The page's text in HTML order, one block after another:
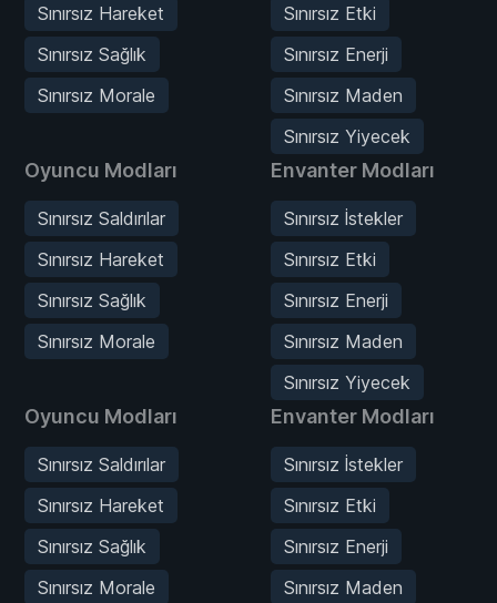
Sınırsız Hareket
Sınırsız Sağlık
Sınırsız Morale
Sınırsız Etki
Sınırsız Enerji
Sınırsız Maden
Sınırsız Yiyecek
Oyuncu Modları
Sınırsız Saldırılar
Sınırsız Hareket
Sınırsız Sağlık
Sınırsız Morale
Envanter Modları
Sınırsız İstekler
Sınırsız Etki
Sınırsız Enerji
Sınırsız Maden
Sınırsız Yiyecek
Oyuncu Modları
Sınırsız Saldırılar
Sınırsız Hareket
Sınırsız Sağlık
Sınırsız Morale
Envanter Modları
Sınırsız İstekler
Sınırsız Etki
Sınırsız Enerji
Sınırsız Maden